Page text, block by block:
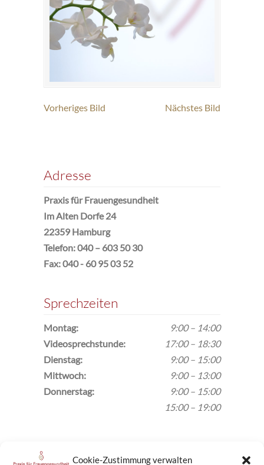
Cookie-Zustimmung verwalten
Vorheriges Bild Nächstes Bild
Adresse
Praxis für Frauengesundheit
Im Alten Dorfe 24
22359 Hamburg
Telefon: 040 – 603 50 30
Fax: 040 - 60 95 03 52
Sprechzeiten
Montag:
9:00 – 14:00
Video­sprechstunde:
17:00 – 18:30
Dienstag:
9:00 – 15:00
Mittwoch:
9:00 – 13:00
Donnerstag:
9:00 – 15:00
15:00 – 19:00